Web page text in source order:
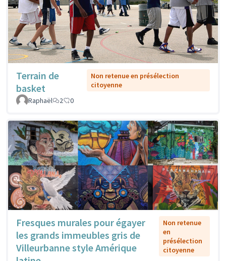
Terrain de
basket
Non retenue en présélection
citoyenne
Raphaël
2 0
Fresques murales pour égayer
les grands immeubles gris de
Villeurbanne style Amérique
Non retenue
en
présélection
citoyenne